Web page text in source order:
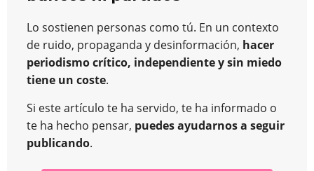
Lo sostienen personas como tú. En un contexto
de ruido, propaganda y desinformación, hacer
periodismo crítico, independiente y sin miedo
tiene un coste.
Si este artículo te ha servido, te ha informado o
te ha hecho pensar, puedes ayudarnos a seguir
publicando.